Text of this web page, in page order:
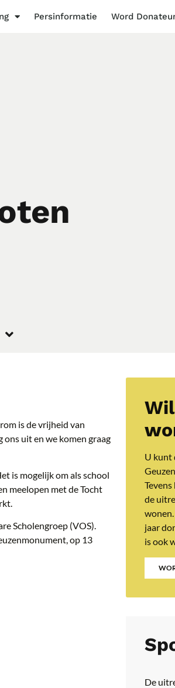
Persinformatie Word
is de vrijheid van
uit en we komen graag
is mogelijk om als school
meelopen met de Tocht
Scholengroep (VOS).
op 13
U kunt
de
jaar
is ook
De